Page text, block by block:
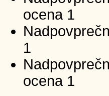
ocena 1
1
ocena 1